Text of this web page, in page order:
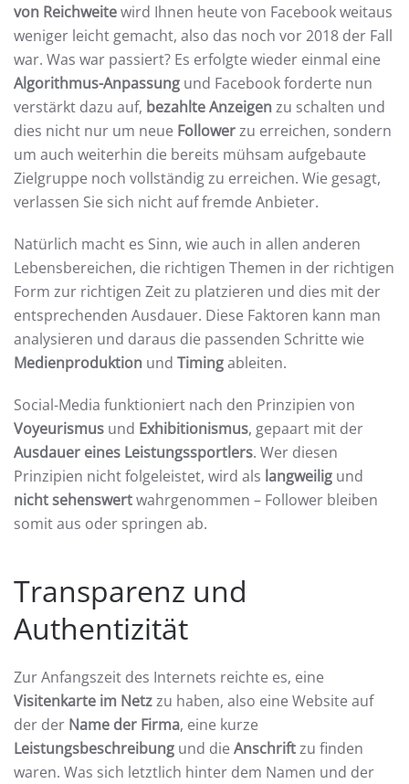
von Reichweitewird Ihnen heute von Facebook weitaus
weniger leicht gemacht, also das noch vor 2018 der Fall
war. Was war passiert? Es erfolgte wieder einmal eine
Algorithmus-Anpassung und Facebook forderte nun
verstärkt dazu auf, bezahlte Anzeigenzu schalten und
dies nicht nur um neue Followerzu erreichen, sondern
um auch weiterhin die bereits mühsam aufgebaute
Zielgruppe noch vollständig zu erreichen. Wie gesagt,
verlassen Sie sich nicht auf fremde Anbieter.
Natürlich macht es Sinn, wie auch in allen anderen
Lebensbereichen, die richtigen Themen in der richtigen
Form zur richtigen Zeit zu platzieren und dies mit der
entsprechenden Ausdauer. Diese Faktoren kann man
analysieren und daraus die passenden Schritte wie
Medienproduktion und Timingableiten.
Social-Media funktioniert nach den Prinzipien von
Voyeurismus und Exhibitionismus, gepaart mit der
Ausdauer eines Leistungssportlers. Wer diesen
Prinzipien nicht folgeleistet, wird als langweilig und
nicht sehenswertwahrgenommen – Follower bleiben
somit aus oder springen ab.
Transparenz und
Authentizität
Zur Anfangszeit des Internets reichte es, eine
Visitenkarte im Netzzu haben, also eine Website auf
der der Name der Firma, eine kurze
Leistungsbeschreibung und die Anschriftzu finden
waren. Was sich letztlich hinter dem Namen und der